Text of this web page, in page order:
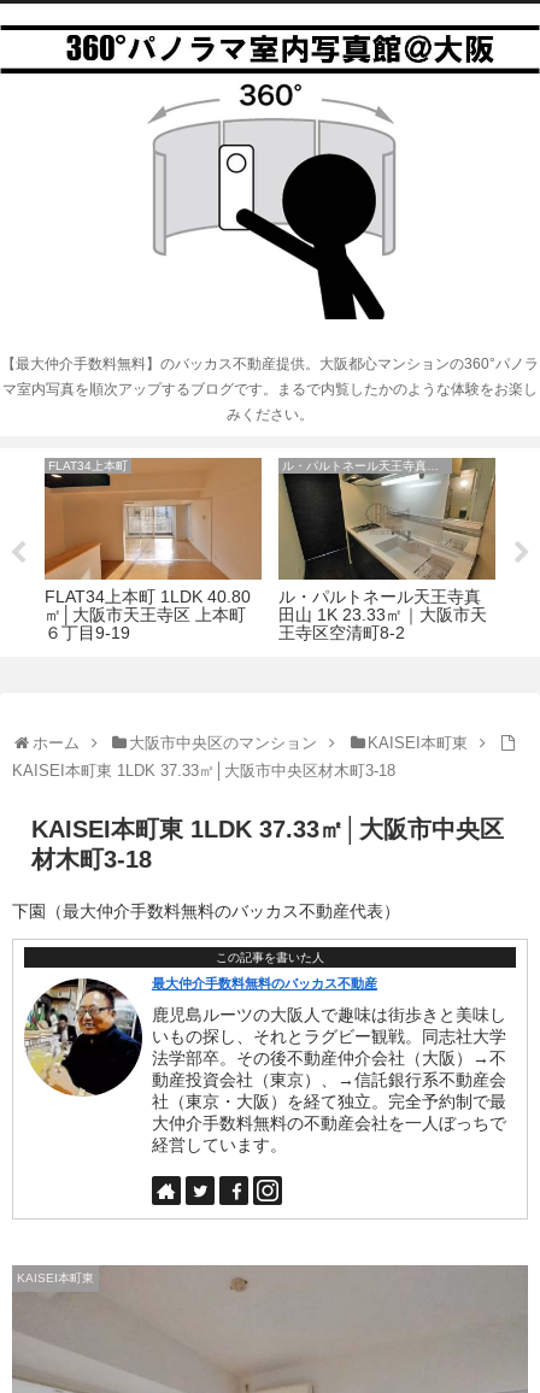
【最大仲介手数料無料】のバッカス不動産提供。大阪都心マンションの360°パノラ
マ室内写真を順次アップするブログです。まるで内覧したかのような体験をお楽し
みください。
FLAT34上本町
FLAT34上本町 1LDK 40.80
㎡│大阪市天王寺区 上本町
６丁目9-19
ル・パルトネール天王寺真田山
ル・パルトネール天王寺真
田山 1K 23.33㎡｜大阪市天
王寺区空清町8-2
ホーム 大阪市中央区のマンション
KAISEI本町東
KAISEI本町東 1LDK 37.33㎡│大阪市中央区材木町3-18
KAISEI本町東 1LDK 37.33㎡│大阪市中央区
材木町3-18
下園（最大仲介手数料無料のバッカス不動産代表）
この記事を書いた人
最大仲介手数料無料のバッカス不動産
鹿児島ルーツの大阪人で趣味は街歩きと美味し
いもの探し、それとラグビー観戦。同志社大学
法学部卒。その後不動産仲介会社（大阪）→不
動産投資会社（東京）、→信託銀行系不動産会
社（東京・大阪）を経て独立。完全予約制で最
大仲介手数料無料の不動産会社を一人ぼっちで
経営しています。
KAISEI本町東